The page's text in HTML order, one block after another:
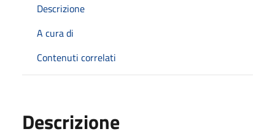
Descrizione
A cura di
Contenuti correlati
Descrizione